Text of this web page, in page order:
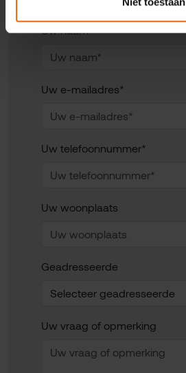
Uw naam*
Uw e-mailadres*
Uw telefoonnummer*
Uw woonplaats
Geadresseerde
Uw vraag of opmerking